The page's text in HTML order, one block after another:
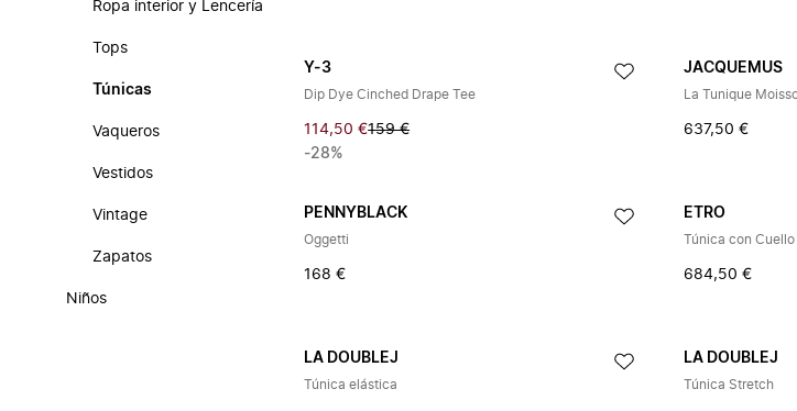
Ropa interior y Lencería
Tops
Túnicas
Vaqueros
Vestidos
Vintage
Zapatos
Niños
Y-3
Dip Dye Cinched Drape Tee
114,50 €159 €
-28%
JACQUEMUS
La Tunique
637,50 €
PENNYBLACK
Oggetti
168 €
ETRO
Túnica con
684,50 €
LA DOUBLEJ
Túnica elástica
LA DOUBLEJ
Túnica Stretch